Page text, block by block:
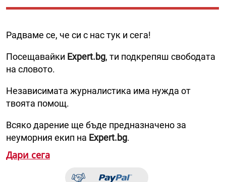
Радваме се, че си с нас тук и сега!
Посещавайки Expert.bg, ти подкрепяш свободата
на словото.
Независимата журналистика има нужда от
твоята помощ.
Всяко дарение ще бъде предназначено за
неуморния екип на Expert.bg.
Дари сега